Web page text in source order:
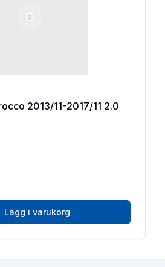
2013/11-2017/11 2.0
Lägg i varukorg